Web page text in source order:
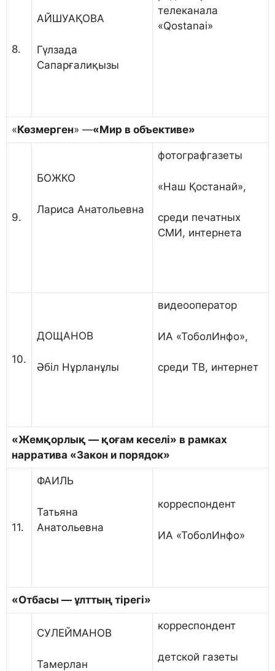
8.
АЙШУАҚОВА
Гүлзада
Сапарғалиқызы
телеканала
«Qostanai»
«Көзмерген» —«Мир в объективе»
9.
БОЖКО
Лариса Анатольевна
фотографгазеты
«Наш Қостанай»,
среди печатных
СМИ, интернета
10.
ДОЩАНОВ
Әбіл Нұрланұлы
видеооператор
ИА «ТоболИнфо»,
среди ТВ, интернет
«Жемқорлық — қоғам кеселі» в рамках
нарратива «Закон и порядок»
11.
ФАИЛЬ
Татьяна
Анатольевна
корреспондент
ИА «ТоболИнфо»
«Отбасы — ұлттың тірегі»
СУЛЕЙМАНОВ
Тамерлан
корреспондент
детской газеты